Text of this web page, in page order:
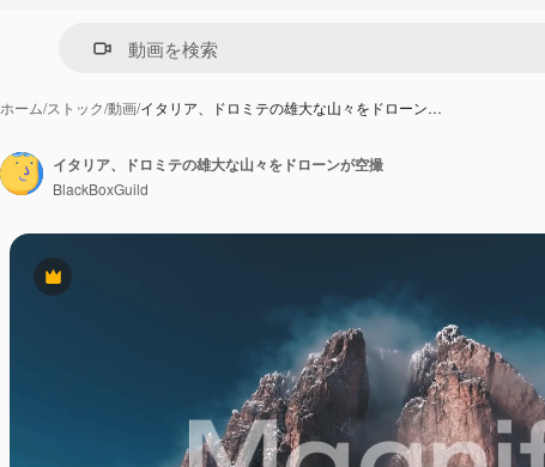
ホーム/ストック/動画/イタリア、ドロミテの雄大な山々をドローン…
Premium
イタリア、ドロミテの雄大な山々をドローンが空撮
BlackBoxGuild